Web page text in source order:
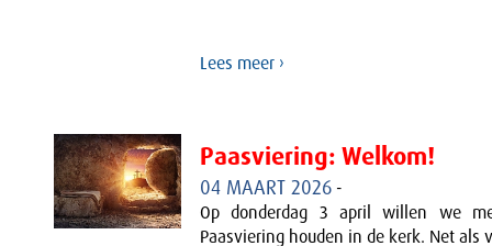
Lees meer ›
Paasviering: Welkom!
04 MAART 2026-
Op donderdag 3 april willen we
Paasviering houden in de kerk. Net als